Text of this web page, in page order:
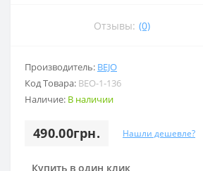
Отзывы: (0)
Производитель: BEJO
Код Товара: BEO-1-136
Наличие: В наличии
490.00грн. Нашли дешевле?
Купить в один клик